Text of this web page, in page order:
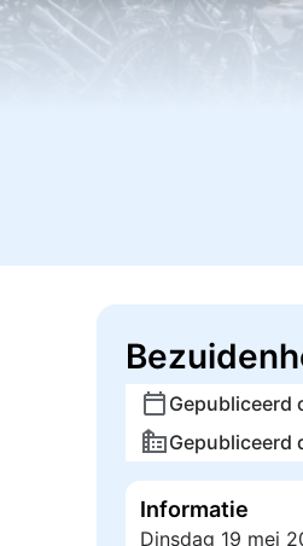
Gepubliceerd
Gepubliceerd
Informatie
Dinsdag 19 mei